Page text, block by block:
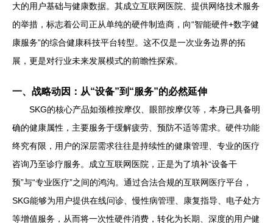
大的用户基础与健康数据。其成立互联网医院、提供网络技术服务
的举措，标志着公司正从单纯的硬件制造商，向“智能硬件+数字健
康服务”的综合健康科技平台转型。这不仅是一次业务边界的拓
展，更是对行业未来发展模式的前瞻性探索。
一、战略动因：从“设备”到“服务”的必然延伸
SKG的核心产品如颈椎按摩仪、眼部按摩仪等，本身已具备明
确的健康属性，主要服务于缓解疲劳、预防不适等需求。硬件功能
终究有限，用户的深层需求往往是持续性的健康管理、专业的医疗
咨询乃至诊疗服务。成立互联网医院，正是为了填补“设备干
预”与“专业医疗”之间的鸿沟。通过合法合规的互联网医疗平台，
SKG能够为用户提供在线问诊、慢性病管理、康复指导、电子处方
等增值服务，从而将一次性硬件消费，转化为长期、深度的用户健